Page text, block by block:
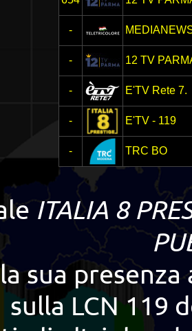
-
- 12 TV
- E'TV Rete 7.
- E'TV - 119
- TRC BO
ITALIA 8
sua
sulla LCN 119